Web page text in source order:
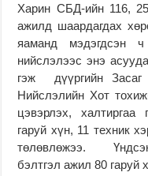
Харин СБД-ийн 116,
ажилд шаардагдах
яаманд мэдэгдсэн ч
нийслэлээс энэ
гэж дүүргийн Засаг
Нийслэлийн Хот
цэвэрлэх, халтиргаа
гаруй хүн, 11 техник
төлөвлөжээ.
бэлтгэл ажил 80 гаруй